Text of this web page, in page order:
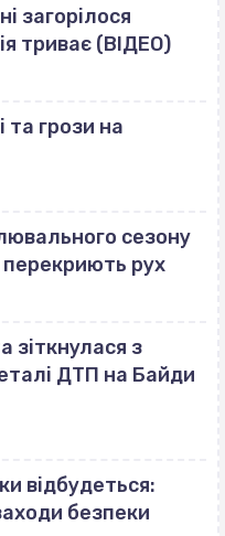
загорілося
триває (ВІДЕО)
та грози на
сезону
перекриють рух
зіткнулася з
ДТП на Байди
відбудеться:
безпеки